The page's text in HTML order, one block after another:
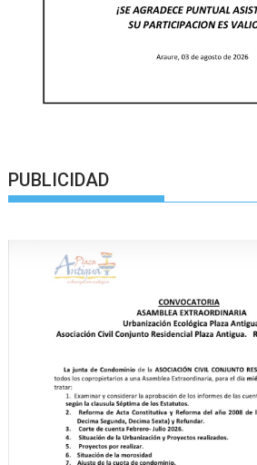
PUBLICIDAD